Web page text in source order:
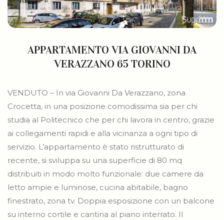
APPARTAMENTO VIA GIOVANNI DA
VERAZZANO 65 TORINO
VENDUTO – In via Giovanni Da Verazzano, zona
Crocetta, in una posizione comodissima sia per chi
studia al Politecnico che per chi lavora in centro, grazie
ai collegamenti rapidi e alla vicinanza a ogni tipo di
servizio. L’appartamento è stato ristrutturato di
recente, si sviluppa su una superficie di 80 mq
distribuiti in modo molto funzionale: due camere da
letto ampie e luminose, cucina abitabile, bagno
finestrato, zona tv. Doppia esposizione con un balcone
su interno cortile e cantina al piano interrato. Il